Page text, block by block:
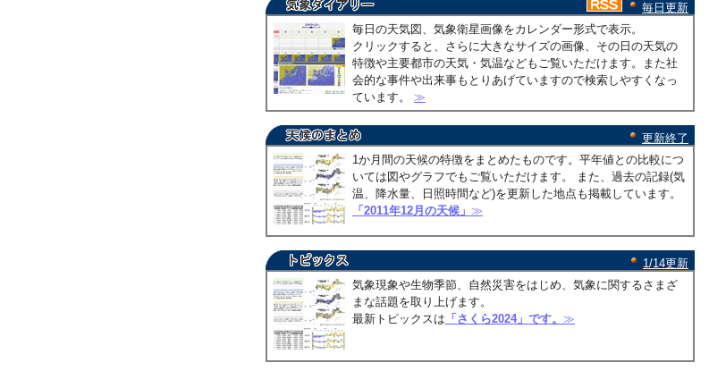
毎日更新
毎日の天気図、気象衛星画像をカレンダー形式で表示。
クリックすると、さらに大きなサイズの画像、その日の天気の
特徴や主要都市の天気・気温などもご覧いただけます。また社
会的な事件や出来事もとりあげていますので検索しやすくなっ
ています。 ≫
更新終了
1か月間の天候の特徴をまとめたものです。平年値との比較につ
いては図やグラフでもご覧いただけます。 また、過去の記録(気
温、降水量、日照時間など)を更新した地点も掲載しています。
「2011年12月の天候」 ≫
1/14更新
気象現象や生物季節、自然災害をはじめ、気象に関するさまざ
まな話題を取り上げます。
最新トピックスは 「さくら2024」です。 ≫